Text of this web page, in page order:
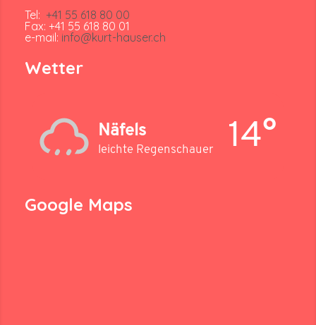
Tel: +41 55 618 80 00
Fax: +41 55 618 80 01
e-mail: info@kurt-hauser.ch
Wetter
Näfels
leichte Regenschauer 14°
Google Maps